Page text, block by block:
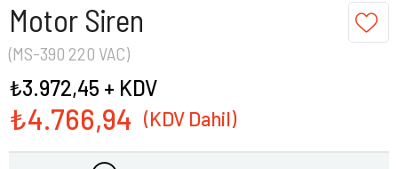
Motor Siren
(MS-390 220 VAC)
₺4.766,94
₺3.972,45 + KDV